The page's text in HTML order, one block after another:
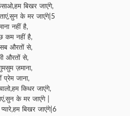
बिखर जाएंगे,
के मर जाएंगे|5
नहीं है,
कम नहीं है,
औरतों से,
औरतों से,
ज़माना,
प्रेम जाना,
किधर जाएंगे,
के मर जाएंगे |
बिखर जाएंगे|6